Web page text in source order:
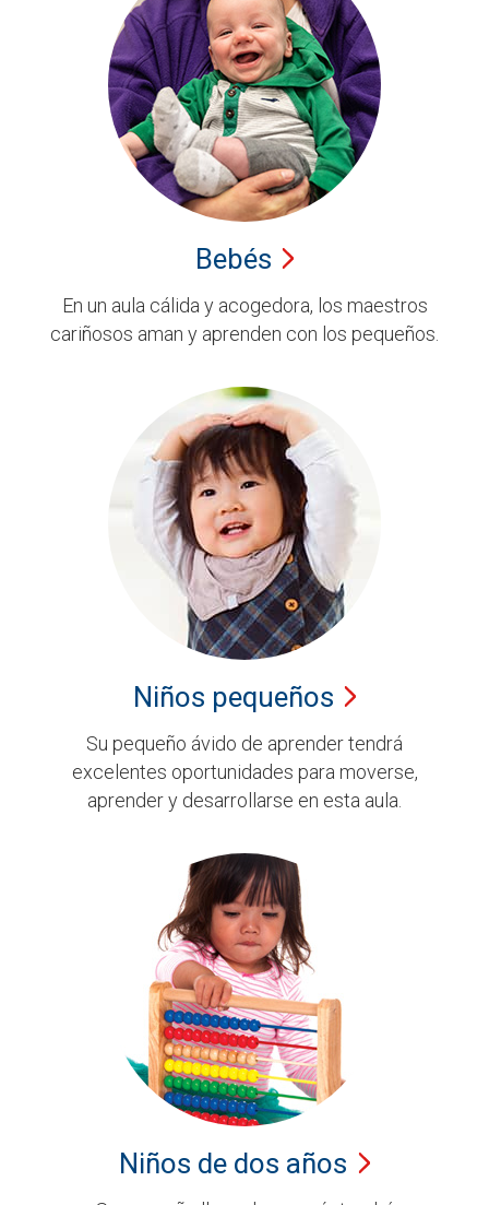
Bebés
En un aula cálida y acogedora, los maestros
cariñosos aman y aprenden con los pequeños.
Niños pequeños
Su pequeño ávido de aprender tendrá
excelentes oportunidades para moverse,
aprender y desarrollarse en esta aula.
Niños de dos años